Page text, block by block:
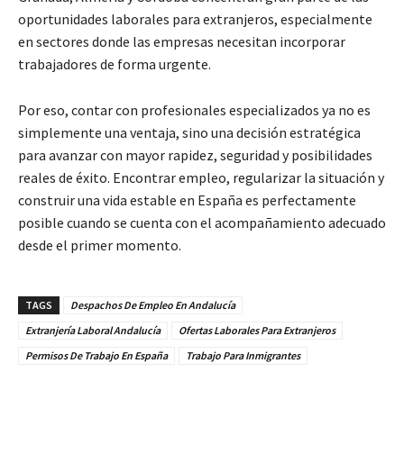
oportunidades laborales para extranjeros, especialmente
en sectores donde las empresas necesitan incorporar
trabajadores de forma urgente.
Por eso, contar con profesionales especializados ya no es
simplemente una ventaja, sino una decisión estratégica
para avanzar con mayor rapidez, seguridad y posibilidades
reales de éxito. Encontrar empleo, regularizar la situación y
construir una vida estable en España es perfectamente
posible cuando se cuenta con el acompañamiento adecuado
desde el primer momento.
TAGS
Despachos De Empleo En Andalucía
Extranjería Laboral Andalucía
Ofertas Laborales Para Extranjeros
Permisos De Trabajo En España
Trabajo Para Inmigrantes